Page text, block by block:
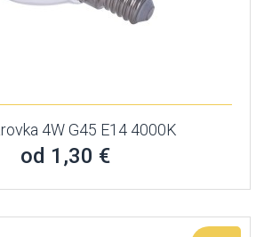
4W G45 E14 4000K
od 1,30 €